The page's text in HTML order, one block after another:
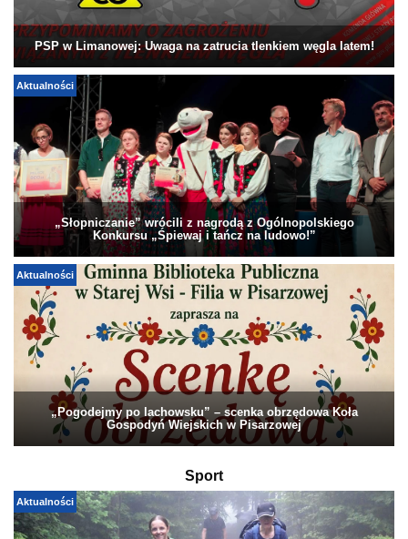
PSP w Limanowej: Uwaga na zatrucia tlenkiem węgla latem!
Aktualności
„Słopniczanie” wrócili z nagrodą z Ogólnopolskiego
Konkursu „Śpiewaj i tańcz na ludowo!”
Aktualności
„Pogodejmy po lachowsku” – scenka obrzędowa Koła
Gospodyń Wiejskich w Pisarzowej
Sport
Aktualności